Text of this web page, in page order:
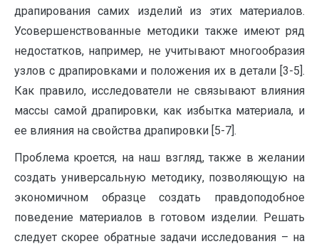
драпирования самих изделий из этих материалов.
Усовершенствованные методики также имеют ряд
недостатков, например, не учитывают многообразия
узлов с драпировками и положения их в детали [3-5].
Как правило, исследователи не связывают влияния
массы самой драпировки, как избытка материала, и
ее влияния на свойства драпировки [5-7].
Проблема кроется, на наш взгляд, также в желании
создать универсальную методику, позволяющую на
экономичном образце создать правдоподобное
поведение материалов в готовом изделии. Решать
следует скорее обратные задачи исследования – на